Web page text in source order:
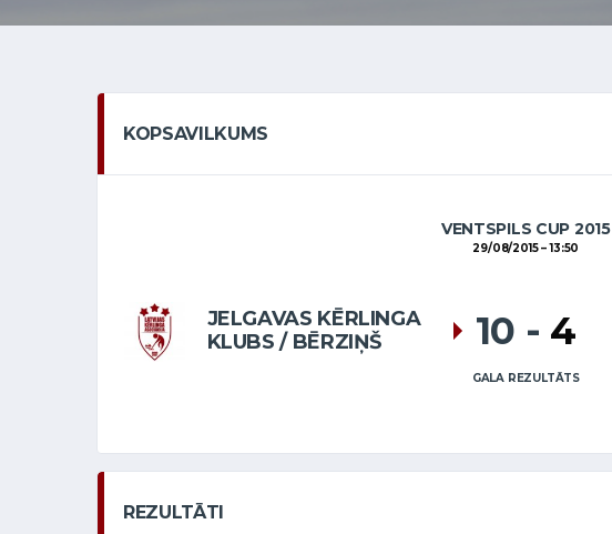
KOPSAVILKUMS
VENTSPILS CUP 2015
29/08/2015 13:50
JELGAVAS KĒRLINGA
KLUBS / BĒRZIŅŠ
10 - 4
GALA REZULTĀTS
REZULTĀTI